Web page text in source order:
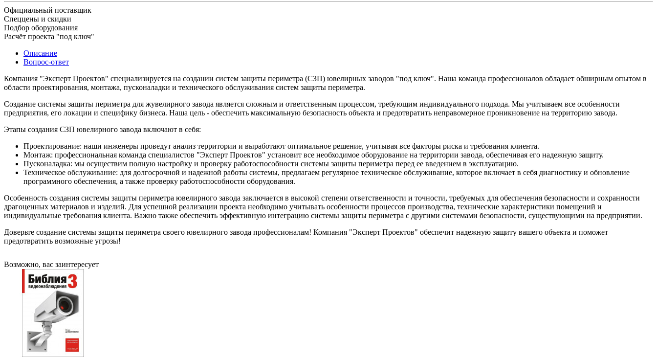
Официальный поставщик
Спеццены и скидки
Подбор оборудования
Расчёт проекта "под ключ"
Описание
Вопрос-ответ
Компания "Эксперт Проектов" специализируется на создании систем защиты периметра (СЗП) ювелирных заводов "под ключ". Наша команда профессионалов обладает обширным опытом в
области проектирования, монтажа, пусконаладки и технического обслуживания систем защиты периметра.
Создание системы защиты периметра для жувелирного завода является сложным и ответственным процессом, требующим индивидуального подхода. Мы учитываем все особенности
предприятия, его локации и специфику бизнеса. Наша цель - обеспечить максимальную безопасность объекта и предотвратить неправомерное проникновение на территорию завода.
Этапы создания СЗП ювелирного завода включают в себя:
Проектирование: наши инженеры проведут анализ территории и выработают оптимальное решение, учитывая все факторы риска и требования клиента.
Монтаж: профессиональная команда специалистов "Эксперт Проектов" установит все необходимое оборудование на территории завода, обеспечивая его надежную защиту.
Пусконаладка: мы осуществим полную настройку и проверку работоспособности системы защиты периметра перед ее введением в эксплуатацию.
Техническое обслуживание: для долгосрочной и надежной работы системы, предлагаем регулярное техническое обслуживание, которое включает в себя диагностику и обновление
программного обеспечения, а также проверку работоспособности оборудования.
Особенность создания системы защиты периметра ювелирного завода заключается в высокой степени ответственности и точности, требуемых для обеспечения безопасности и сохранности
драгоценных материалов и изделий. Для успешной реализации проекта необходимо учитывать особенности процессов производства, технические характеристики помещений и
индивидуальные требования клиента. Важно также обеспечить эффективную интеграцию системы защиты периметра с другими системами безопасности, существующими на предприятии.
Доверьте создание системы защиты периметра своего ювелирного завода профессионалам! Компания "Эксперт Проектов" обеспечит надежную защиту вашего объекта и поможет
предотвратить возможные угрозы!
Возможно, вас заинтересует